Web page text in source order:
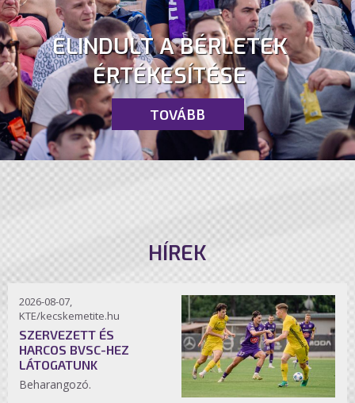
ELINDULT A BÉRLETEK
ÉRTÉKESÍTÉSE
TOVÁBB
HÍREK
2026-08-07,
KTE/kecskemetite.hu
SZERVEZETT ÉS
HARCOS BVSC-HEZ
LÁTOGATUNK
Beharangozó.